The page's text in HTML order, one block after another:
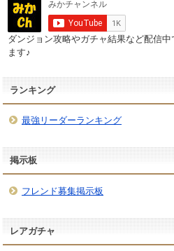
ダンジョン攻略やガチャ結果など配信
ます♪
ランキング
最強リーダーランキング
掲示板
フレンド募集掲示板
レアガチャ